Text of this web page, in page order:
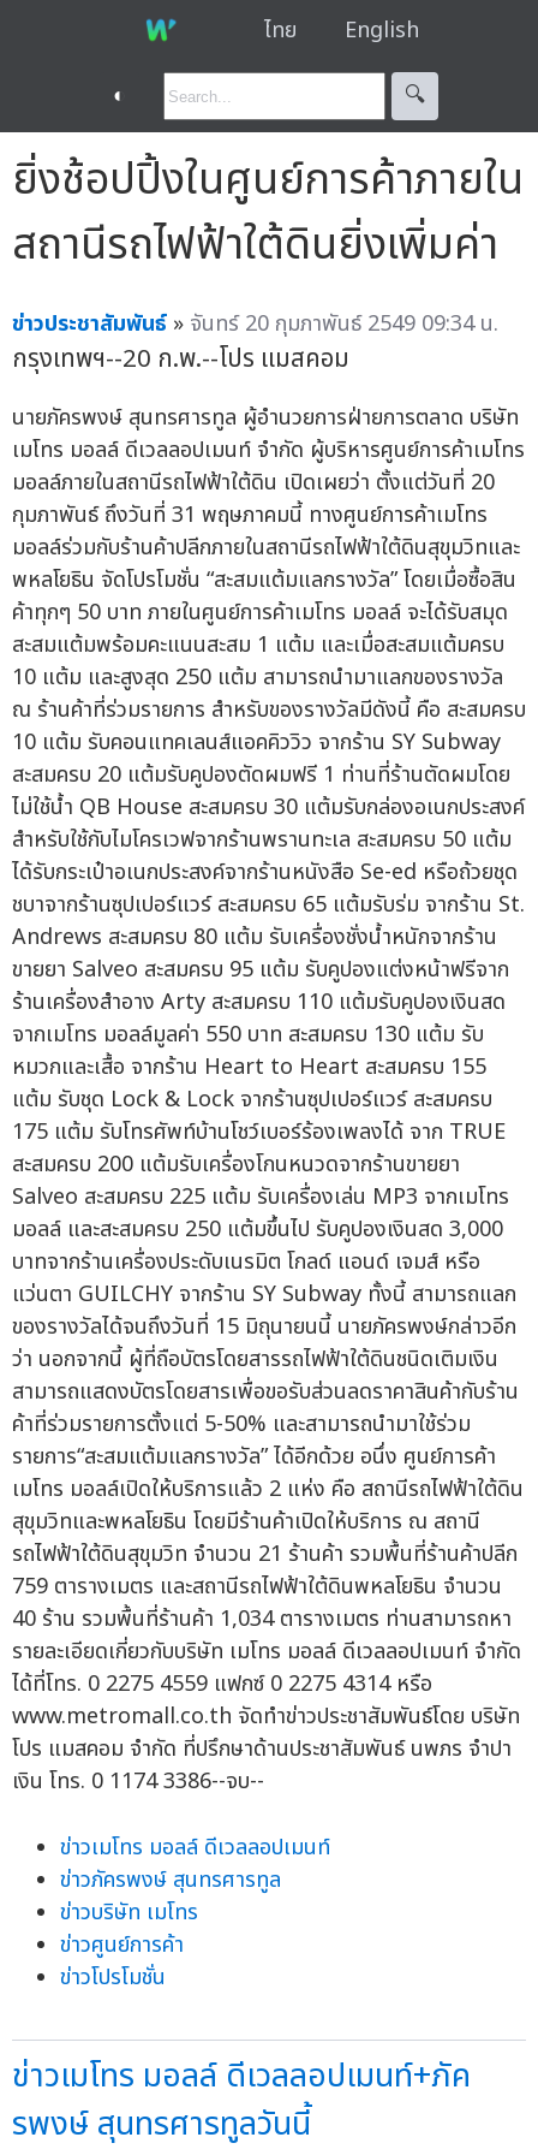
ไทย English
◐ 🔍︎
ยิ่งช้อปปิ้งในศูนย์การค้าภายใน
สถานีรถไฟฟ้าใต้ดินยิ่งเพิ่มค่า
ข่าวประชาสัมพันธ์ » จันทร์ 20 กุมภาพันธ์ 2549 09:34 น.
กรุงเทพฯ--20 ก.พ.--โปร แมสคอม
นายภัครพงษ์ สุนทรศารทูล ผู้อำนวยการฝ่ายการตลาด บริษัท
เมโทร มอลล์ ดีเวลลอปเมนท์ จำกัด ผู้บริหารศูนย์การค้าเมโทร
มอลล์ภายในสถานีรถไฟฟ้าใต้ดิน เปิดเผยว่า ตั้งแต่วันที่ 20
กุมภาพันธ์ ถึงวันที่ 31 พฤษภาคมนี้ ทางศูนย์การค้าเมโทร
มอลล์ร่วมกับร้านค้าปลีกภายในสถานีรถไฟฟ้าใต้ดินสุขุมวิทและ
พหลโยธิน จัดโปรโมชั่น “สะสมแต้มแลกรางวัล” โดยเมื่อซื้อสิน
ค้าทุกๆ 50 บาท ภายในศูนย์การค้าเมโทร มอลล์ จะได้รับสมุด
สะสมแต้มพร้อมคะแนนสะสม 1 แต้ม และเมื่อสะสมแต้มครบ
10 แต้ม และสูงสุด 250 แต้ม สามารถนำมาแลกของรางวัล
ณ ร้านค้าที่ร่วมรายการ สำหรับของรางวัลมีดังนี้ คือ สะสมครบ
10 แต้ม รับคอนแทคเลนส์แอคคิววิว จากร้าน SY Subway
สะสมครบ 20 แต้มรับคูปองตัดผมฟรี 1 ท่านที่ร้านตัดผมโดย
ไม่ใช้น้ำ QB House สะสมครบ 30 แต้มรับกล่องอเนกประสงค์
สำหรับใช้กับไมโครเวฟจากร้านพรานทะเล สะสมครบ 50 แต้ม
ได้รับกระเป๋าอเนกประสงค์จากร้านหนังสือ Se-ed หรือถ้วยชุด
ชบาจากร้านซุปเปอร์แวร์ สะสมครบ 65 แต้มรับร่ม จากร้าน St.
Andrews สะสมครบ 80 แต้ม รับเครื่องชั่งน้ำหนักจากร้าน
ขายยา Salveo สะสมครบ 95 แต้ม รับคูปองแต่งหน้าฟรีจาก
ร้านเครื่องสำอาง Arty สะสมครบ 110 แต้มรับคูปองเงินสด
จากเมโทร มอลล์มูลค่า 550 บาท สะสมครบ 130 แต้ม รับ
หมวกและเสื้อ จากร้าน Heart to Heart สะสมครบ 155
แต้ม รับชุด Lock & Lock จากร้านซุปเปอร์แวร์ สะสมครบ
175 แต้ม รับโทรศัพท์บ้านโชว์เบอร์ร้องเพลงได้ จาก TRUE
สะสมครบ 200 แต้มรับเครื่องโกนหนวดจากร้านขายยา
Salveo สะสมครบ 225 แต้ม รับเครื่องเล่น MP3 จากเมโทร
มอลล์ และสะสมครบ 250 แต้มขึ้นไป รับคูปองเงินสด 3,000
บาทจากร้านเครื่องประดับเนรมิต โกลด์ แอนด์ เจมส์ หรือ
แว่นตา GUILCHY จากร้าน SY Subway ทั้งนี้ สามารถแลก
ของรางวัลได้จนถึงวันที่ 15 มิถุนายนนี้ นายภัครพงษ์กล่าวอีก
ว่า นอกจากนี้ ผู้ที่ถือบัตรโดยสารรถไฟฟ้าใต้ดินชนิดเติมเงิน
สามารถแสดงบัตรโดยสารเพื่อขอรับส่วนลดราคาสินค้ากับร้าน
ค้าที่ร่วมรายการตั้งแต่ 5-50% และสามารถนำมาใช้ร่วม
รายการ“สะสมแต้มแลกรางวัล” ได้อีกด้วย อนึ่ง ศูนย์การค้า
เมโทร มอลล์เปิดให้บริการแล้ว 2 แห่ง คือ สถานีรถไฟฟ้าใต้ดิน
สุขุมวิทและพหลโยธิน โดยมีร้านค้าเปิดให้บริการ ณ สถานี
รถไฟฟ้าใต้ดินสุขุมวิท จำนวน 21 ร้านค้า รวมพื้นที่ร้านค้าปลีก
759 ตารางเมตร และสถานีรถไฟฟ้าใต้ดินพหลโยธิน จำนวน
40 ร้าน รวมพื้นที่ร้านค้า 1,034 ตารางเมตร ท่านสามารถหา
รายละเอียดเกี่ยวกับบริษัท เมโทร มอลล์ ดีเวลลอปเมนท์ จำกัด
ได้ที่โทร. 0 2275 4559 แฟกซ์ 0 2275 4314 หรือ
www.metromall.co.th จัดทำข่าวประชาสัมพันธ์โดย บริษัท
โปร แมสคอม จำกัด ที่ปรึกษาด้านประชาสัมพันธ์ นพภร จำปา
เงิน โทร. 0 1174 3386--จบ--
ข่าวเมโทร มอลล์ ดีเวลลอปเมนท์
ข่าวภัครพงษ์ สุนทรศารทูล
ข่าวบริษัท เมโทร
ข่าวศูนย์การค้า
ข่าวโปรโมชั่น
ข่าวเมโทร มอลล์ ดีเวลลอปเมนท์+ภัค
รพงษ์ สุนทรศารทูลวันนี้